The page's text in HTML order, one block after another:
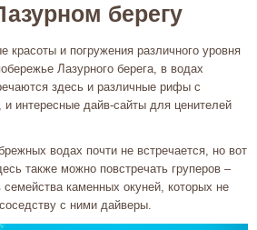
берегу
и погружения различного уровня
Лазурного берега, в водах
здесь и различные рифы с
интересные дайв-сайты для ценителей
водах почти не встречается, но вот
также можно повстречать груперов –
семейства каменных окуней, которых не
с ними дайверы.